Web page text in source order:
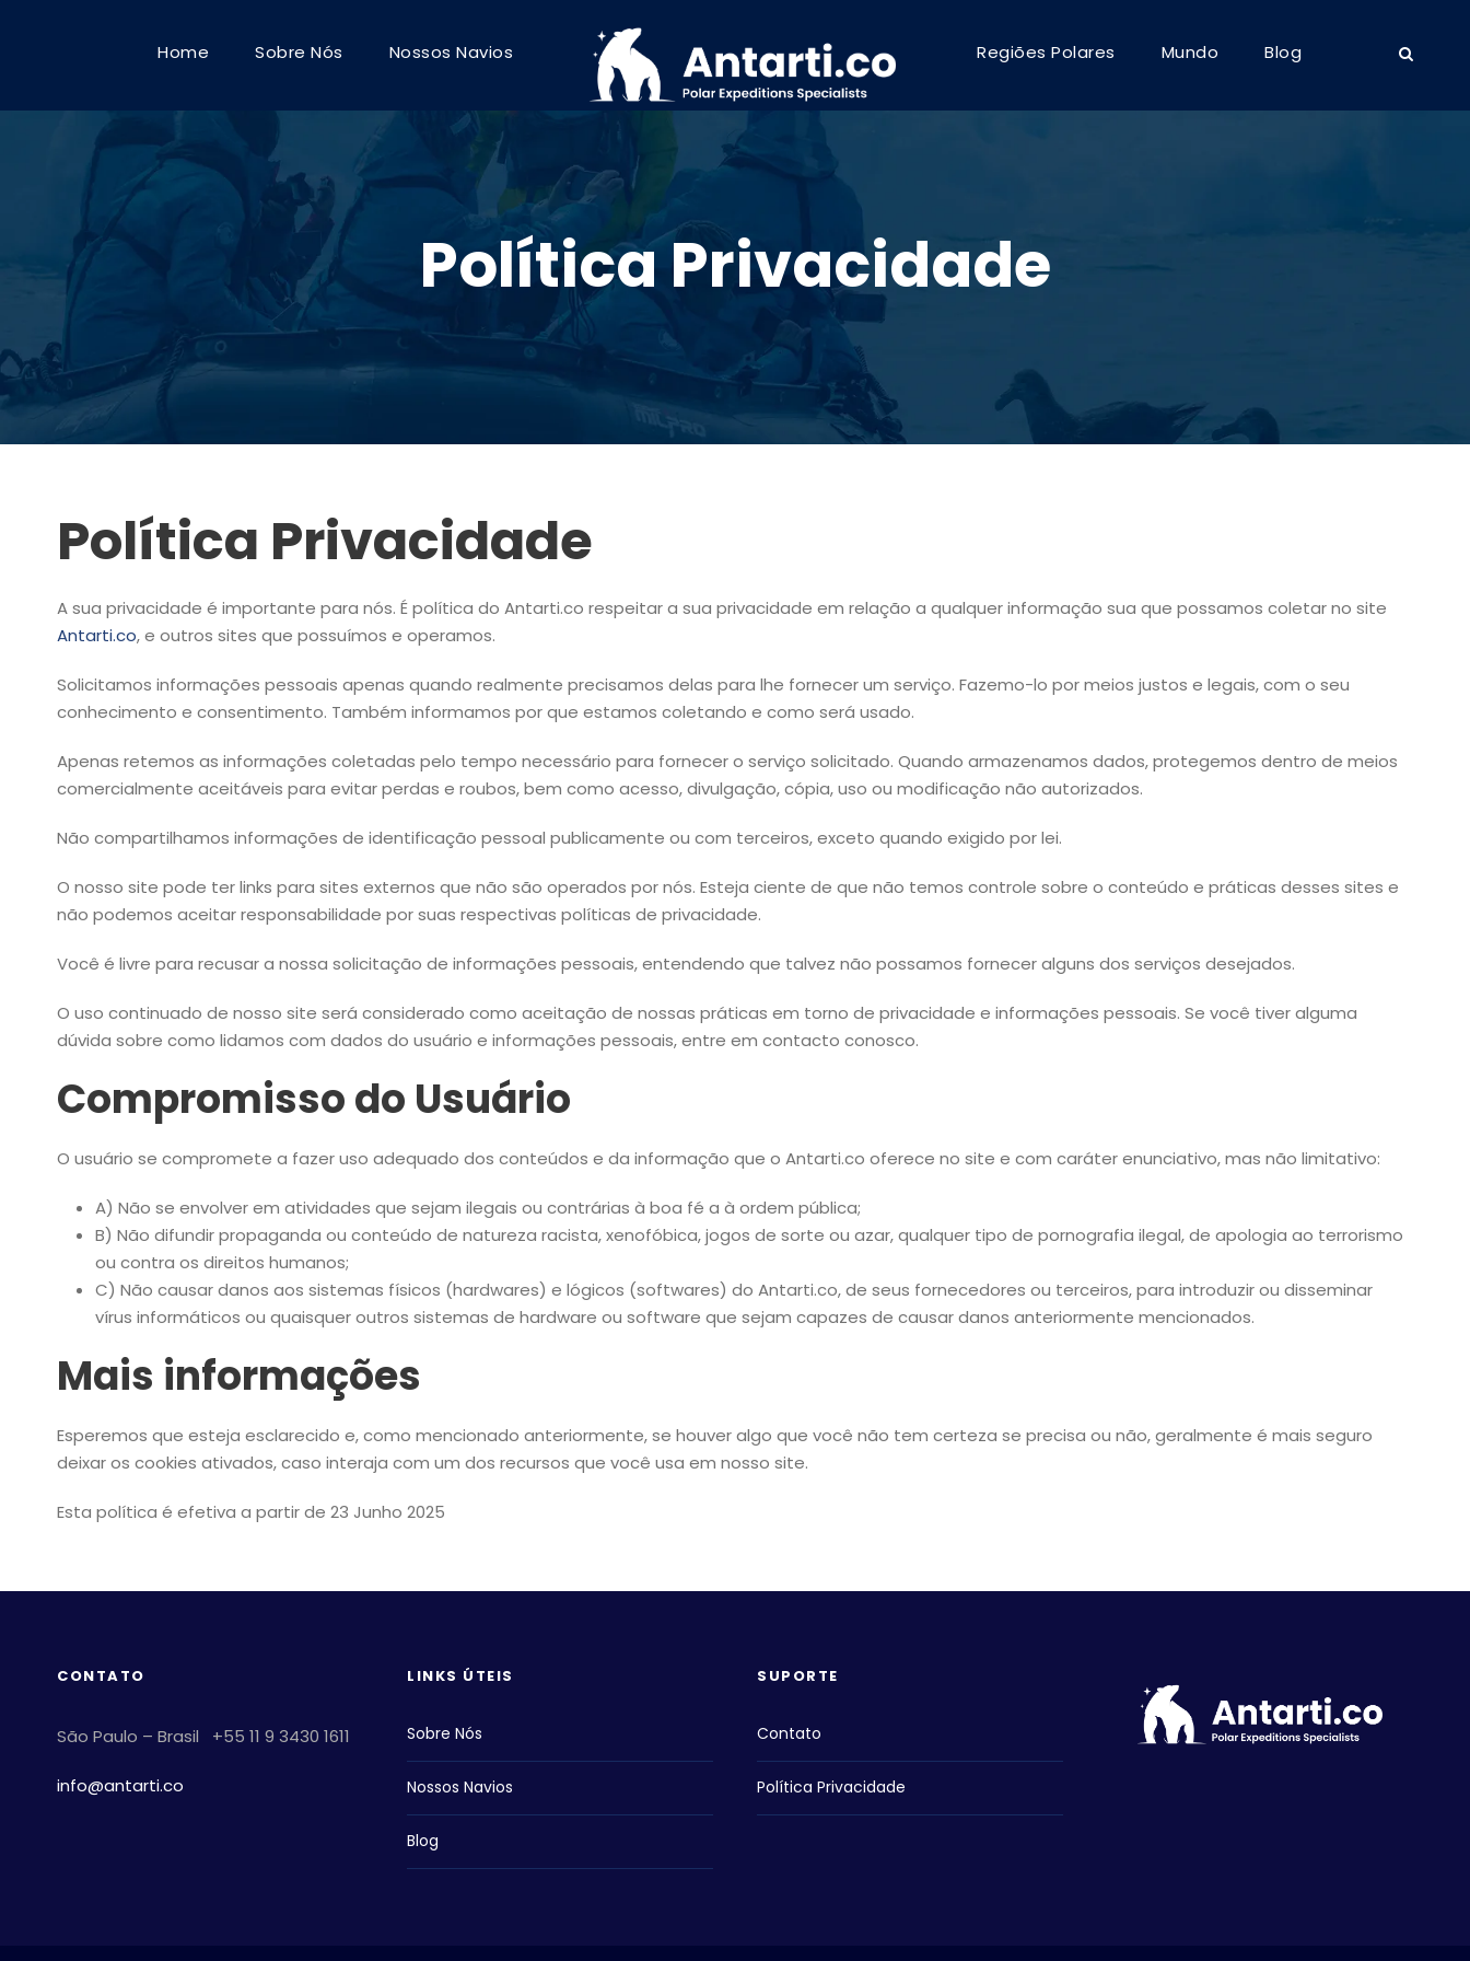
Home Sobre Nós Nossos Navios Regiões Polares Mundo Blog
Política Privacidade
Política Privacidade
A sua privacidade é importante para nós. É política do Antarti.co respeitar a sua privacidade em relação a qualquer informação sua que possamos coletar no site
Antarti.co, e outros sites que possuímos e operamos.
Solicitamos informações pessoais apenas quando realmente precisamos delas para lhe fornecer um serviço. Fazemo-lo por meios justos e legais, com o seu
conhecimento e consentimento. Também informamos por que estamos coletando e como será usado.
Apenas retemos as informações coletadas pelo tempo necessário para fornecer o serviço solicitado. Quando armazenamos dados, protegemos dentro de meios
comercialmente aceitáveis ​​para evitar perdas e roubos, bem como acesso, divulgação, cópia, uso ou modificação não autorizados.
Não compartilhamos informações de identificação pessoal publicamente ou com terceiros, exceto quando exigido por lei.
O nosso site pode ter links para sites externos que não são operados por nós. Esteja ciente de que não temos controle sobre o conteúdo e práticas desses sites e
não podemos aceitar responsabilidade por suas respectivas políticas de privacidade.
Você é livre para recusar a nossa solicitação de informações pessoais, entendendo que talvez não possamos fornecer alguns dos serviços desejados.
O uso continuado de nosso site será considerado como aceitação de nossas práticas em torno de privacidade e informações pessoais. Se você tiver alguma
dúvida sobre como lidamos com dados do usuário e informações pessoais, entre em contacto conosco.
Compromisso do Usuário
O usuário se compromete a fazer uso adequado dos conteúdos e da informação que o Antarti.co oferece no site e com caráter enunciativo, mas não limitativo:
A) Não se envolver em atividades que sejam ilegais ou contrárias à boa fé a à ordem pública;
B) Não difundir propaganda ou conteúdo de natureza racista, xenofóbica, jogos de sorte ou azar, qualquer tipo de pornografia ilegal, de apologia ao terrorismo
ou contra os direitos humanos;
C) Não causar danos aos sistemas físicos (hardwares) e lógicos (softwares) do Antarti.co, de seus fornecedores ou terceiros, para introduzir ou disseminar
vírus informáticos ou quaisquer outros sistemas de hardware ou software que sejam capazes de causar danos anteriormente mencionados.
Mais informações
Esperemos que esteja esclarecido e, como mencionado anteriormente, se houver algo que você não tem certeza se precisa ou não, geralmente é mais seguro
deixar os cookies ativados, caso interaja com um dos recursos que você usa em nosso site.
Esta política é efetiva a partir de 23 Junho 2025
CONTATO
São Paulo – Brasil +55 11 9 3430 1611
info@antarti.co
LINKS ÚTEIS
Sobre Nós
Nossos Navios
Blog
SUPORTE
Contato
Política Privacidade